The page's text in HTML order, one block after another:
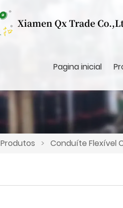
Pagina inicial
Produtos > Conduíte Flexível